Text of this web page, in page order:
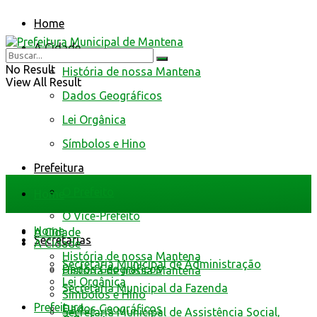
Home
A Cidade
História de nossa Mantena
Dados Geográficos
Lei Orgânica
Símbolos e Hino
Prefeitura
O Vice-Prefeito
Secretarias
Secretaria Municipal de Administração
Secretaria Municipal da Fazenda
Secretaria Municipal de Assistência Social,
No Result
View All Result
Home
A Cidade
História de nossa Mantena
Dados Geográficos
Home
A Cidade
História de nossa Mantena
Dados Geográficos
Lei Orgânica
Símbolos e Hino
Prefeitura